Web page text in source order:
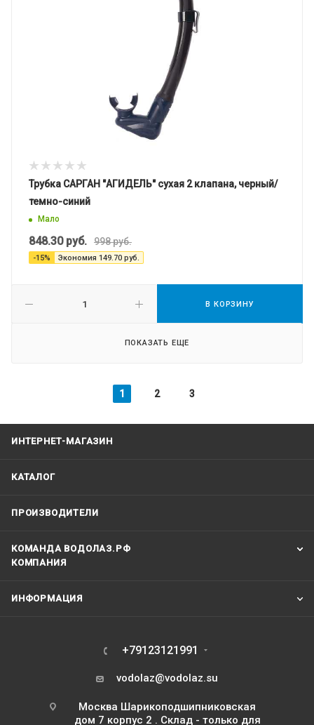
Трубка САРГАН "АГИДЕЛЬ" сухая 2 клапана, черный/
темно-синий
Мало
848.30руб. 998руб.
-15% Экономия 149.70 руб.
В КОРЗИНУ
ПОКАЗАТЬ ЕЩЕ
1 2 3
ИНТЕРНЕТ-МАГАЗИН
КАТАЛОГ
ПРОИЗВОДИТЕЛИ
КОМАНДА ВОДОЛАЗ.РФ
КОМПАНИЯ
ИНФОРМАЦИЯ
+79123121991
vodolaz@vodolaz.su
Москва Шарикоподшипниковская
дом 7 корпус 2 . Склад - только для